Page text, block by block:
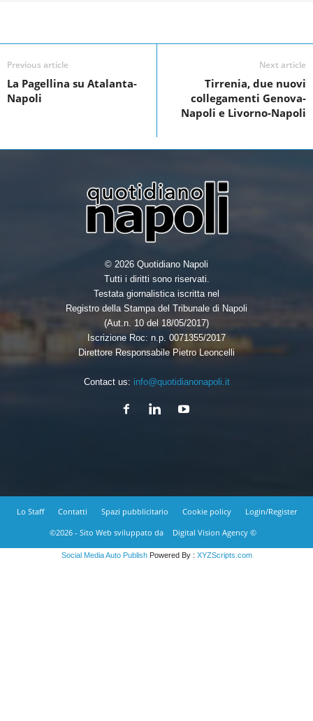
e
b
o
o
t
t
e
r
k
e
d
r
Previous article
La Pagellina su Atalanta-
Napoli
Next article
Tirrenia, due nuovi
collegamenti Genova-
Napoli e Livorno-Napoli
© 2026 Quotidiano Napoli
Tutti i diritti sono riservati.
Testata giornalistica iscritta nel
Registro della Stampa del Tribunale di Napoli
(Aut.n. 10 del 18/05/2017)
Iscrizione Roc: n.p. 0071355/2017
Direttore Responsabile Pietro Leoncelli
Contact us: info@quotidianonapoli.it
Lo Staff Contatti Spazi pubblicitario Cookie policy
Login/Register
©2026 - Sito Web sviluppato da
Digital Vision Agency ©
Social Media Auto PublishPowered By : XYZScripts.com